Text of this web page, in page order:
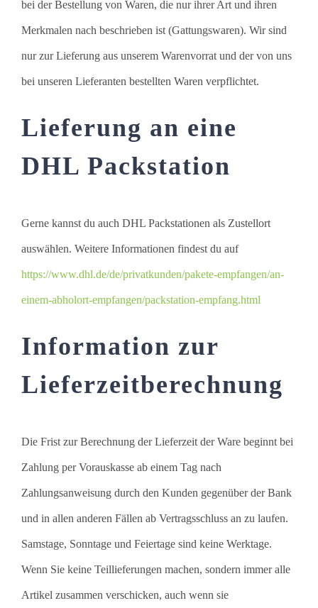
bei der Bestellung von Waren, die nur ihrer Art und ihren
Merkmalen nach beschrieben ist (Gattungswaren). Wir sind
nur zur Lieferung aus unserem Warenvorrat und der von uns
bei unseren Lieferanten bestellten Waren verpflichtet.
Lieferung an eine
DHL Packstation
Gerne kannst du auch DHL Packstationen als Zustellort
auswählen. Weitere Informationen findest du auf
https://www.dhl.de/de/privatkunden/pakete-empfangen/an-
einem-abholort-empfangen/packstation-empfang.html
Information zur
Lieferzeitberechnung
Die Frist zur Berechnung der Lieferzeit der Ware beginnt bei
Zahlung per Vorauskasse ab einem Tag nach
Zahlungsanweisung durch den Kunden gegenüber der Bank
und in allen anderen Fällen ab Vertragsschluss an zu laufen.
Samstage, Sonntage und Feiertage sind keine Werktage.
Wenn Sie keine Teillieferungen machen, sondern immer alle
Artikel zusammen verschicken, auch wenn sie